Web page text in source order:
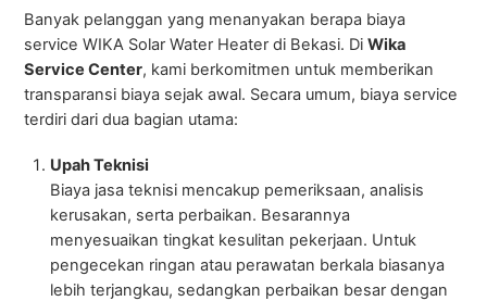
Banyak pelanggan yang menanyakan berapa biaya
service WIKA Solar Water Heater di Bekasi. DiWika
Service Center, kami berkomitmen untuk memberikan
transparansi biaya sejak awal. Secara umum, biaya service
terdiri dari dua bagian utama:
Upah Teknisi
Biaya jasa teknisi mencakup pemeriksaan, analisis
kerusakan, serta perbaikan. Besarannya
menyesuaikan tingkat kesulitan pekerjaan. Untuk
pengecekan ringan atau perawatan berkala biasanya
lebih terjangkau, sedangkan perbaikan besar dengan